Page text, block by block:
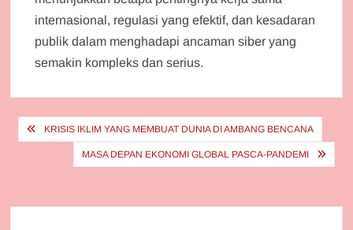
internasional, regulasi yang efektif, dan kesadaran
publik dalam menghadapi ancaman siber yang
semakin kompleks dan serius.
Post
navigation
KRISIS IKLIM YANG MEMBUAT DUNIA DI AMBANG BENCANA
MASA DEPAN EKONOMI GLOBAL PASCA-PANDEMI